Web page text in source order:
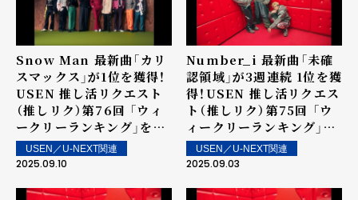
Snow Man 最新曲「カリ
スマックス」が1位を獲得！
USEN 推し活リクエスト
（推しリク）第76回 「ウィ
ークリーランキング」を発
表！～ 上位ランクイン楽曲
は街中・店内で配信！
USEN／U-NEXT関連
2025.09.10
Number_i 最新曲「未確
認領域」が3週連続 1位を獲
得！USEN 推し活リクエス
ト（推しリク）第75回 「ウ
ィークリーランキング」を
発表！～ 上位ランクイン楽
曲は街中・店内で配信！
USEN／U-NEXT関連
2025.09.03